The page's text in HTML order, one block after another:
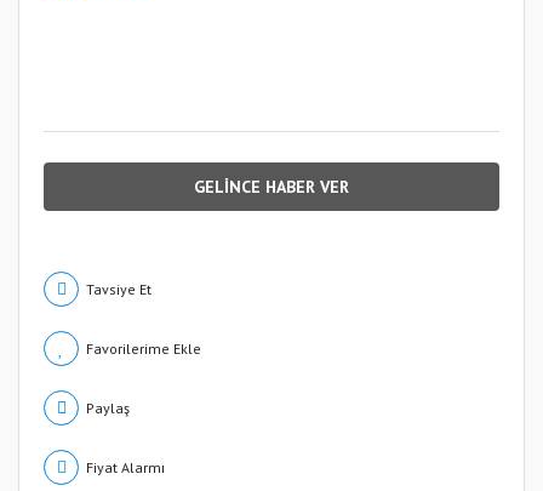
GELİNCE HABER VER
Tavsiye Et
Paylaş
Fiyat Alarmı